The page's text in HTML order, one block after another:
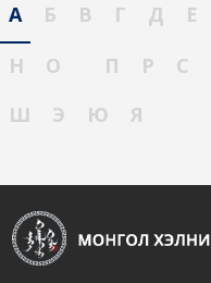
А Б В Г Д Е
Н
О П Р С
Ш
Э Ю Я